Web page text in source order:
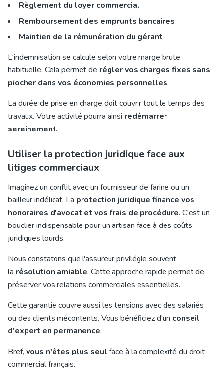
Règlement du loyer commercial
Remboursement des emprunts bancaires
Maintien de la rémunération du gérant
L'indemnisation se calcule selon votre marge brute
habituelle. Cela permet de régler vos charges fixes sans
piocher dans vos économies personnelles.
La durée de prise en charge doit couvrir tout le temps des
travaux. Votre activité pourra ainsi redémarrer
sereinement.
Utiliser la protection juridique face aux
litiges commerciaux
Imaginez un conflit avec un fournisseur de farine ou un
bailleur indélicat. La protection juridique finance vos
honoraires d'avocat et vos frais de procédure. C'est un
bouclier indispensable pour un artisan face à des coûts
juridiques lourds.
Nous constatons que l'assureur privilégie souvent
la résolution amiable. Cette approche rapide permet de
préserver vos relations commerciales essentielles.
Cette garantie couvre aussi les tensions avec des salariés
ou des clients mécontents. Vous bénéficiez d'un conseil
d'expert en permanence.
Bref, vous n'êtes plus seul face à la complexité du droit
commercial français.